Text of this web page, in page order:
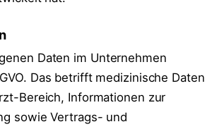
Daten im Unternehmen
Das betrifft medizinische Daten
Bereich, Informationen zur
sowie Vertrags- und